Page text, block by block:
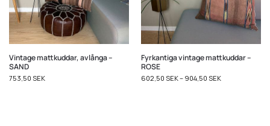
Vintage mattkuddar, avlånga –
SAND
753,50 SEK
Fyrkantiga vintage mattkuddar –
ROSE
602,50 SEK– 904,50 SEK